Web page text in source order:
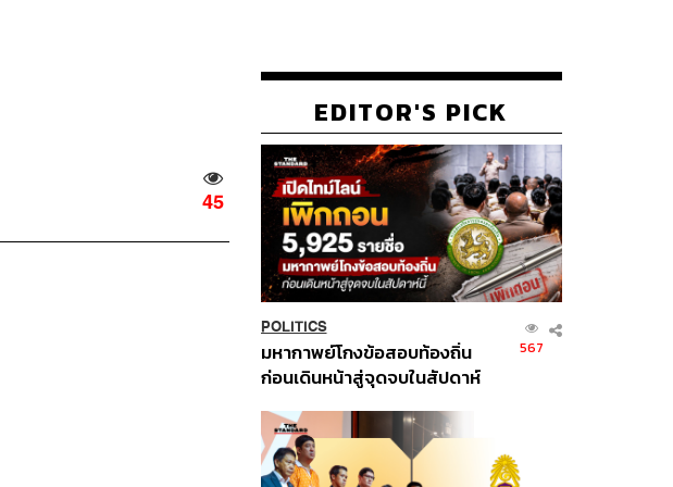
45
EDITOR'S PICK
POLITICS
มหากาพย์โกงข้อสอบท้องถิ่น
ก่อนเดินหน้าสู่จุดจบในสัปดาห์
567